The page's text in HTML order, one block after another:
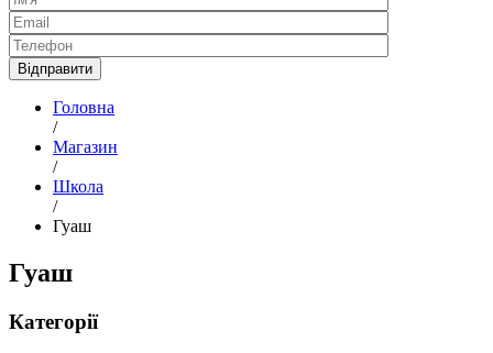
Головна
/
Магазин
/
Школа
/
Гуаш
Гуаш
Категорії